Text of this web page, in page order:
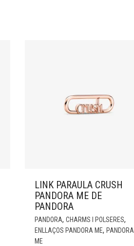
LINK PARAULA CRUSH
PANDORA ME DE
PANDORA
PANDORA, CHARMS I POLSERES,
ENLLAÇOS PANDORA ME, PANDORA
ME